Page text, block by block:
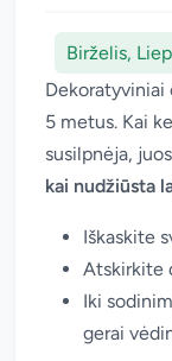
Birželis,
5 metus. Kai
susilpnėja,
kai nudžiūsta
Iškaskite
Atskirkite
Iki
gerai